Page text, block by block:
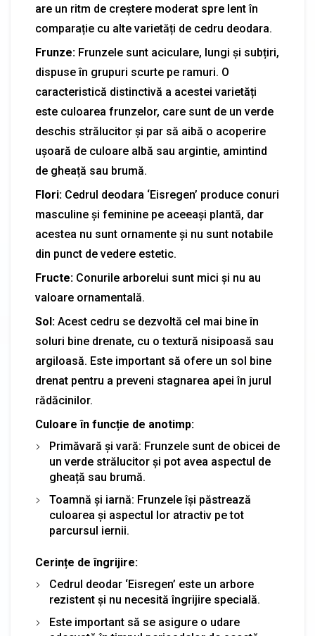
are un ritm de creștere moderat spre lent în
comparație cu alte varietăți de cedru deodara.
Frunze: Frunzele sunt aciculare, lungi și subțiri,
dispuse în grupuri scurte pe ramuri. O
caracteristică distinctivă a acestei varietăți
este culoarea frunzelor, care sunt de un verde
deschis strălucitor și par să aibă o acoperire
ușoară de culoare albă sau argintie, amintind
de gheață sau brumă.
Flori: Cedrul deodara ‘Eisregen’ produce conuri
masculine și feminine pe aceeași plantă, dar
acestea nu sunt ornamente și nu sunt notabile
din punct de vedere estetic.
Fructe: Conurile arborelui sunt mici și nu au
valoare ornamentală.
Sol: Acest cedru se dezvoltă cel mai bine în
soluri bine drenate, cu o textură nisipoasă sau
argiloasă. Este important să ofere un sol bine
drenat pentru a preveni stagnarea apei în jurul
rădăcinilor.
Culoare în funcție de anotimp:
Primăvară și vară: Frunzele sunt de obicei de
un verde strălucitor și pot avea aspectul de
gheață sau brumă.
Toamnă și iarnă: Frunzele își păstrează
culoarea și aspectul lor atractiv pe tot
parcursul iernii.
Cerințe de îngrijire:
Cedrul deodar ‘Eisregen’ este un arbore
rezistent și nu necesită îngrijire specială.
Este important să se asigure o udare